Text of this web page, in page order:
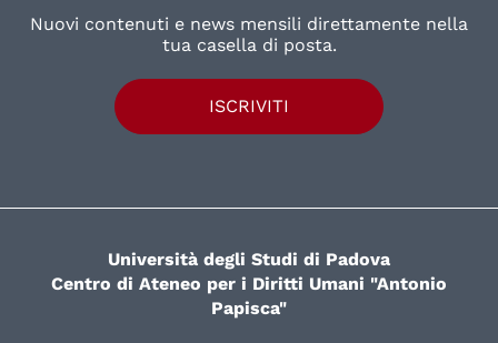
Nuovi contenuti e news mensili direttamente nella
tua casella di posta.
ISCRIVITI
Università degli Studi di Padova
Centro di Ateneo per i Diritti Umani "Antonio
Papisca"